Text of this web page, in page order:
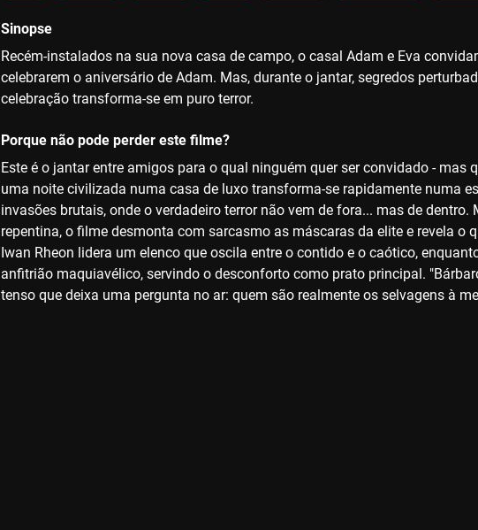
Sinopse
Recém-instalados na sua nova casa de campo, o casal Adam e Eva
celebrarem o aniversário de Adam. Mas, durante o jantar, segredos
celebração transforma-se em puro terror.
Porque não pode perder este filme?
Este é o jantar entre amigos para o qual ninguém quer ser convidado - mas
uma noite civilizada numa casa de luxo transforma-se rapidamente numa
invasões brutais, onde o verdadeiro terror não vem de fora... mas de
repentina, o filme desmonta com sarcasmo as máscaras da elite e revela o
Iwan Rheon lidera um elenco que oscila entre o contido e o caótico,
anfitrião maquiavélico, servindo o desconforto como prato principal.
tenso que deixa uma pergunta no ar: quem são realmente os selvagens à